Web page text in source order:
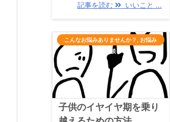
記事を読む いいこと ...
子供のイヤイヤ期を乗り
こんなお悩みありませんか？ , お悩み
相談